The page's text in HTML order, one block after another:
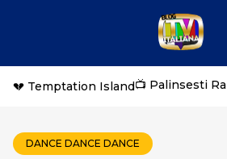
💔 Temptation Island📺 Palinsesti
DANCE DANCE DANCE